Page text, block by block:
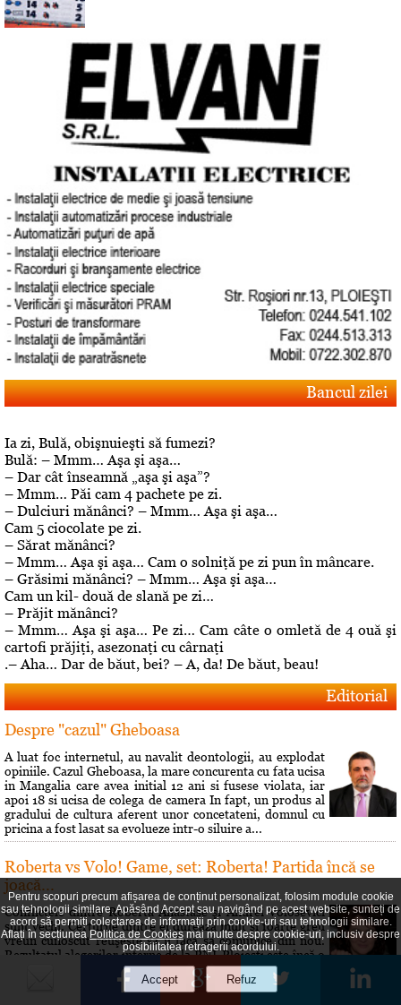
Bancul zilei
Ia zi, Bulă, obişnuieşti să fumezi?
Bulă: – Mmm… Aşa şi aşa…
– Dar cât înseamnă „aşa şi aşa”?
– Mmm… Păi cam 4 pachete pe zi.
– Dulciuri mănânci? – Mmm… Aşa şi aşa…
Cam 5 ciocolate pe zi.
– Sărat mănânci?
– Mmm… Aşa şi aşa… Cam o solniţă pe zi pun în mâncare.
– Grăsimi mănânci? – Mmm… Aşa şi aşa…
Cam un kil- două de slană pe zi…
– Prăjit mănânci?
– Mmm… Aşa şi aşa… Pe zi… Cam câte o omletă de 4 ouă şi
cartofi prăjiţi, asezonaţi cu cârnaţi
.– Aha… Dar de băut, bei? – A, da! De băut, beau!
Editorial
Despre "cazul" Gheboasa
A luat foc internetul, au navalit deontologii, au explodat
opiniile. Cazul Gheboasa, la mare concurenta cu fata ucisa
in Mangalia care avea initial 12 ani si fusese violata, iar
apoi 18 si ucisa de colega de camera In fapt, un produs al
gradului de cultura aferent unor concetateni, domnul cu
pricina a fost lasat sa evolueze intr-o siluire a...
Roberta vs Volo! Game, set: Roberta! Partida încă se
joacă...
Conflictele dintre Roberta Anastase şi Andrei Volosevici
sunt vechi. Certurile dintre ei durează mult şi foarte greu
vreun cunoscut reuşeşte să îi facă să comunice din nou.
Rezultatul alegerilor interne de la PNL Ploieşti este încă o
dovadă a faptului că liberalii au dorit să îi dea o lecţie lui
Volosevici, arâtându-i voalat că nu este pe...
Pentru scopuri precum afișarea de conținut personalizat, folosim module cookie
sau tehnologii similare. Apăsând Accept sau navigând pe acest website, sunteți de
acord să permiți colectarea de informații prin cookie-uri sau tehnologii similare.
Aflați în secțiuneaPolitica de Cookiesmai multe despre cookie-uri, inclusiv despre
posibilitatea retragerii acordului.